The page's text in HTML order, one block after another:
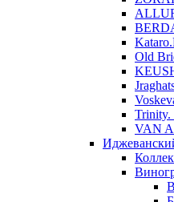
Old
Trinity.
VAN